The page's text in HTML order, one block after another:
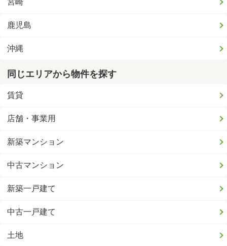
鹿児島
沖縄
同じエリアから物件を探す
賃貸
店舗・事業用
新築マンション
中古マンション
新築一戸建て
中古一戸建て
土地